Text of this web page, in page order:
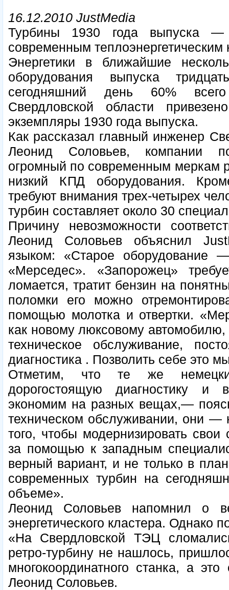
16.12.2010 JustMedia
Турбины 1930 года выпуска —
современным
Энергетики в ближайшие
оборудования выпуска
сегодняшний день 60% всего
Свердловской области
экземпляры 1930 года выпуска.
Как рассказал главный инженер
Леонид Соловьев, компании
огромный по современным меркам
низкий КПД оборудования.
требуют внимания трех-четырех
турбин составляет около 30
Причину невозможности
Леонид Соловьев объяснил
языком: «Старое
«Мерседес». «Запорожец»
ломается, тратит бензин на
поломки его можно
помощью молотка и отвертки.
как новому люксовому автомобилю,
техническое обслуживание,
диагностика . Позволить себе это
Отметим, что те же
дорогостоящую диагностику
экономим на разных вещах,—
техническом обслуживании, они —
того, чтобы модернизировать
за помощью к западным
верный вариант, и не только в
современных турбин на
объеме».
Леонид Соловьев напомнил о
энергетического кластера. Однако
«На Свердловской ТЭЦ
ретро-турбину не нашлось,
многокоординатного станка, а
Леонид Соловьев.